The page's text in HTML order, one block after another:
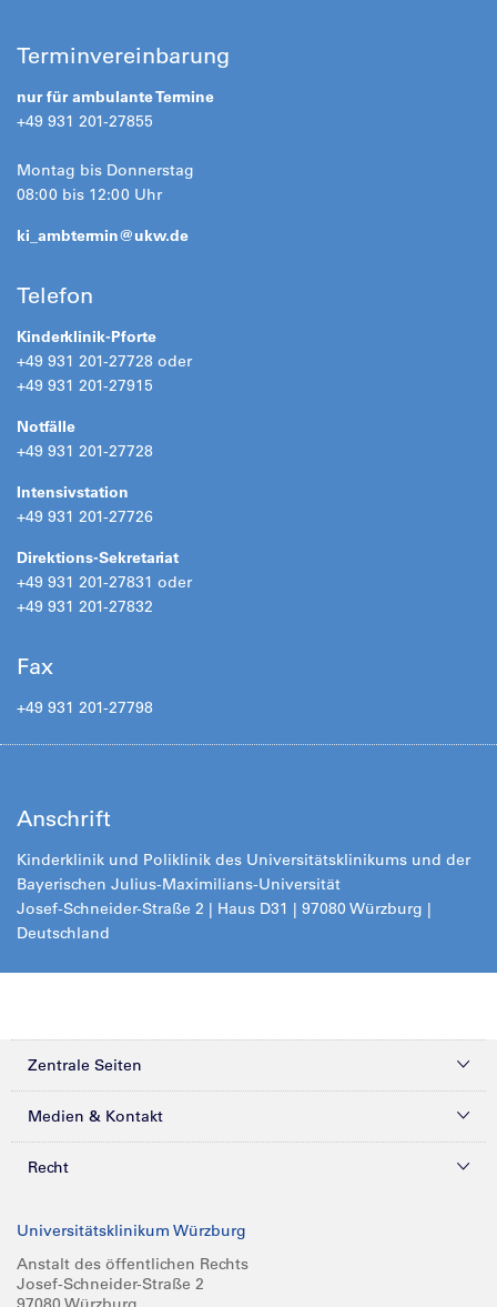
Terminvereinbarung
nur für ambulante Termine
+49 931 201-27855
Montag bis Donnerstag
08:00 bis 12:00 Uhr
ki_ambtermin@ukw.de
Telefon
Kinderklinik-Pforte
+49 931 201-27728 oder
+49 931 201-27915
Notfälle
+49 931 201-27728
Intensivstation
+49 931 201-27726
Direktions-Sekretariat
+49 931 201-27831 oder
+49 931 201-27832
Fax
+49 931 201-27798
Anschrift
Kinderklinik und Poliklinik des Universitätsklinikums und der
Bayerischen Julius-Maximilians-Universität
Josef-Schneider-Straße 2 | Haus D31 | 97080 Würzburg |
Deutschland
Zentrale Seiten
Kliniken & Zentren
Forschung
Karriere
Medien & Kontakt
Presse
Glossar
Recht
Compliance
Impressum
Universitätsklinikum Würzburg
Anstalt des öffentlichen Rechts
Josef-Schneider-Straße 2